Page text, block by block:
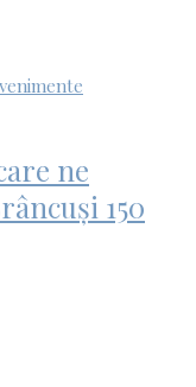
ne
150